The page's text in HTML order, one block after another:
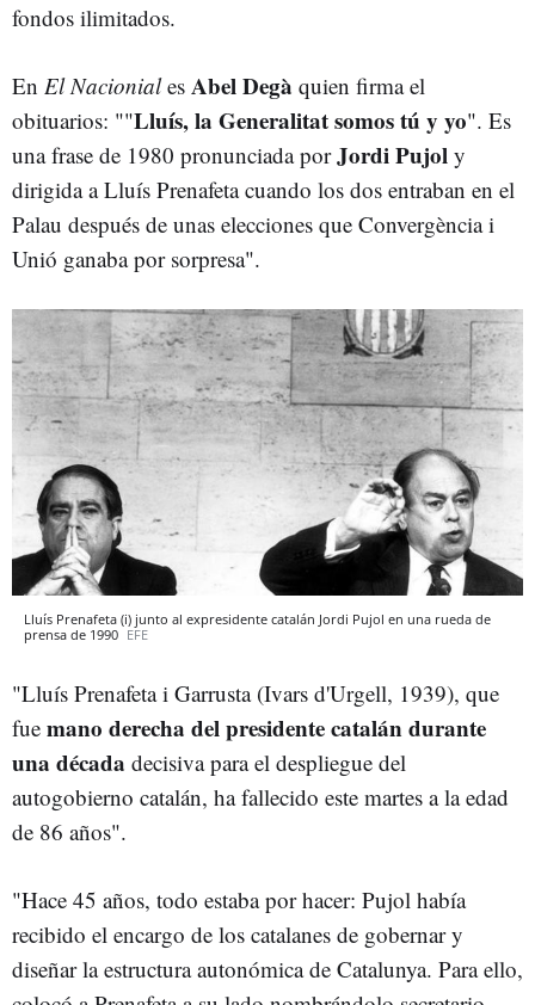
fondos ilimitados.
En El Nacioniales Abel Degà quien firma el
obituarios: ""Lluís, la Generalitat somos tú y yo". Es
una frase de 1980 pronunciada porJordi Pujol y
dirigida a Lluís Prenafeta cuando los dos entraban en el
Palau después de unas elecciones que Convergència i
Unió ganaba por sorpresa".
Lluís Prenafeta (i) junto al expresidente catalán Jordi Pujol en una rueda de
prensa de 1990 EFE
"Lluís Prenafeta i Garrusta (Ivars d'Urgell, 1939), que
fue mano derecha del presidente catalán durante
una década decisiva para el despliegue del
autogobierno catalán, ha fallecido este martes a la edad
de 86 años".
"Hace 45 años, todo estaba por hacer: Pujol había
recibido el encargo de los catalanes de gobernar y
diseñar la estructura autonómica de Catalunya. Para ello,